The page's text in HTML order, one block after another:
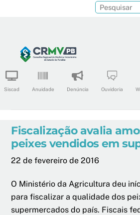
content
Siscad Anuidade Denúncia Ouvidoria
Fiscalização avalia
peixes vendidos em
22 de fevereiro de 2016
O Ministério da Agricultura deu
para fiscalizar a qualidade dos
supermercados do país. Fiscais